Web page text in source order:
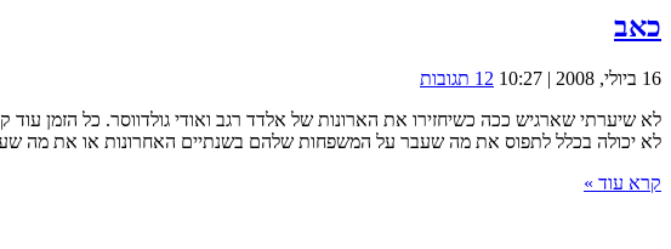
כאב
16 ביולי, 2008 | 10:27
12 תגובות
לא שיערתי שארגיש ככה כשיחזירו את הארונות של אלדד רגב ואודי גולדווסר. כל הזמן
לא יכולה בכלל לתפוס את מה שעבר על המשפחות שלהם בשנתיים האחרונות או את מה
קרא עוד »